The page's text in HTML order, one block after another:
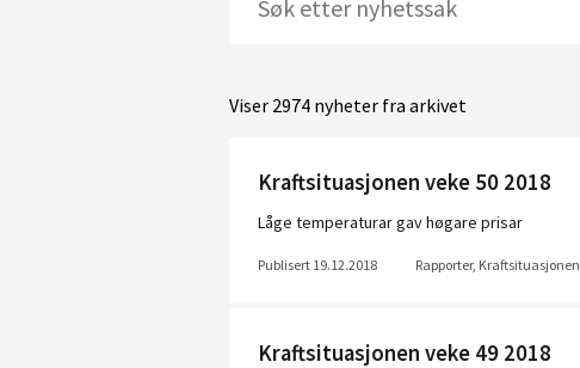
Viser 2974 nyheter fra arkivet
Kraftsituasjonen veke 50 2018
Låge temperaturar gav høgare prisar
Publisert 19.12.2018 Rapporter, Kraftsituasjonen
Kraftsituasjonen veke 49 2018